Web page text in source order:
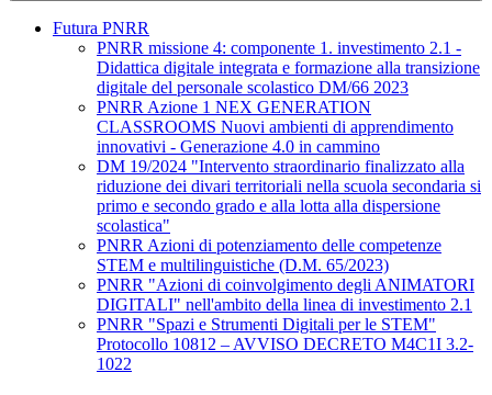
Futura PNRR
PNRR missione 4: componente 1. investimento 2.1 -
Didattica digitale integrata e formazione alla transizione
digitale del personale scolastico DM/66 2023
PNRR Azione 1 NEX GENERATION
CLASSROOMS Nuovi ambienti di apprendimento
innovativi - Generazione 4.0 in cammino
DM 19/2024 "Intervento straordinario finalizzato alla
riduzione dei divari territoriali nella scuola secondaria si
primo e secondo grado e alla lotta alla dispersione
scolastica"
PNRR Azioni di potenziamento delle competenze
STEM e multilinguistiche (D.M. 65/2023)
PNRR "Azioni di coinvolgimento degli ANIMATORI
DIGITALI" nell'ambito della linea di investimento 2.1
PNRR "Spazi e Strumenti Digitali per le STEM"
Protocollo 10812 – AVVISO DECRETO M4C1I 3.2-
1022